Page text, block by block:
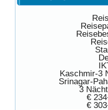
Kaschmir-3
Srinagar-
3
€
€